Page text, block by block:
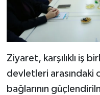
Ziyaret, karşılıklı iş
devletleri arasındaki
bağlarının